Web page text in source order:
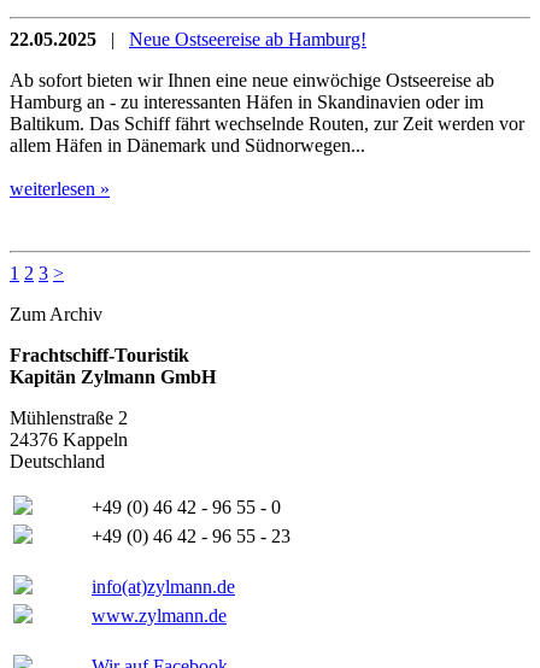
22.05.2025 | Neue Ostseereise ab Hamburg!
Ab sofort bieten wir Ihnen eine neue einwöchige Ostseereise ab
Hamburg an - zu interessanten Häfen in Skandinavien oder im
Baltikum. Das Schiff fährt wechselnde Routen, zur Zeit werden vor
allem Häfen in Dänemark und Südnorwegen...
weiterlesen »
1 2 3 >
Zum Archiv
Frachtschiff-Touristik
Kapitän Zylmann GmbH
Mühlenstraße 2
24376 Kappeln
Deutschland
+49 (0) 46 42 - 96 55 - 0
+49 (0) 46 42 - 96 55 - 23
info(at)zylmann.de
www.zylmann.de